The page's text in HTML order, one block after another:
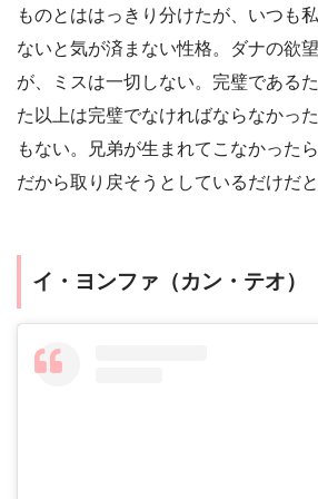
ものとははっきり分けたが、いつも
ないと気が済まない性格。ダナの欲
が、ミスは一切しない。完璧である
た以上は完璧でなければならなかっ
もない。兄弟が生まれてこなかった
だから取り戻そうとしているだけだと
イ・ヨンファ（カン・テオ）